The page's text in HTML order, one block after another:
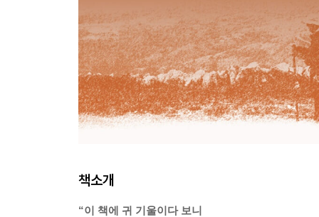
책소개
“이 책에 귀 기울이다 보니